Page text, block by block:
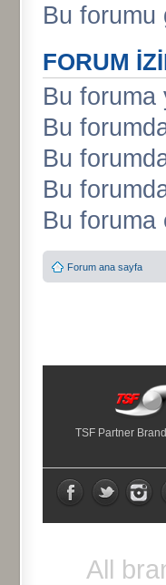
Bu forumu
FORUM
Bu foruma
Bu
Bu
Bu
Bu foruma
Forum ana sayfa
TSF Partner
All